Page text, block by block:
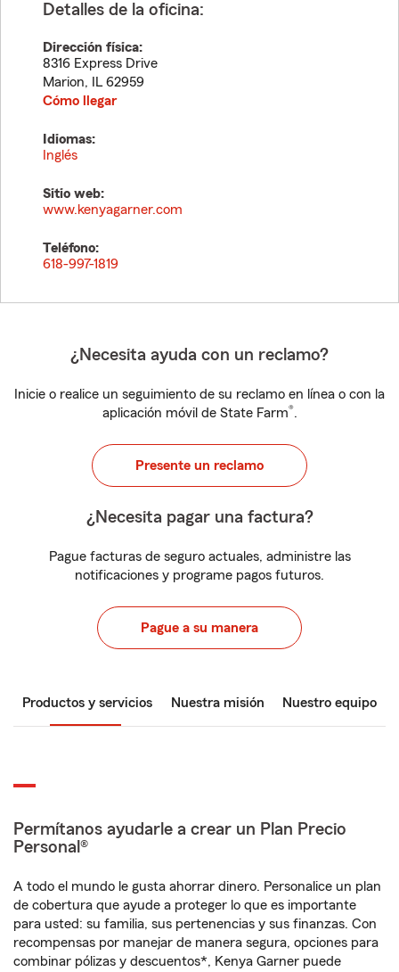
Detalles de la oficina:
Dirección física:
8316 Express Drive
Marion, IL 62959
Cómo llegar
Idiomas:
Inglés
Sitio web:
www.kenyagarner.com
Teléfono:
618-997-1819
¿Necesita ayuda con un reclamo?
Inicie o realice un seguimiento de su reclamo en línea o con la
aplicación móvil de State Farm®.
Presente un reclamo
¿Necesita pagar una factura?
Pague facturas de seguro actuales, administre las
notificaciones y programe pagos futuros.
Pague a su manera
Productos y servicios Nuestra misión Nuestro equipo
Permítanos ayudarle a crear un Plan Precio
Personal®
A todo el mundo le gusta ahorrar dinero. Personalice un plan
de cobertura que ayude a proteger lo que es importante
para usted: su familia, sus pertenencias y sus finanzas. Con
recompensas por manejar de manera segura, opciones para
combinar pólizas y descuentos*, Kenya Garner puede